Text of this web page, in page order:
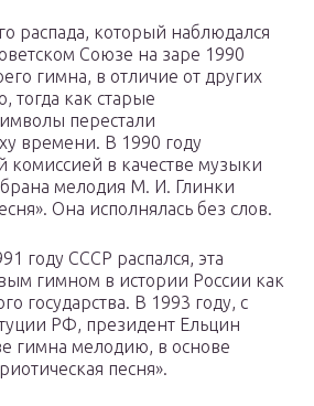
распада, который наблюдался
Союзе на заре 1990
гимна, в отличие от других
тогда как старые
перестали
времени. В 1990 году
комиссией в качестве музыки
мелодия М. И. Глинки
Она исполнялась без слов.
году СССР распался, эта
гимном в истории России как
государства. В 1993 году, с
РФ, президент Ельцин
гимна мелодию, в основе
песня».